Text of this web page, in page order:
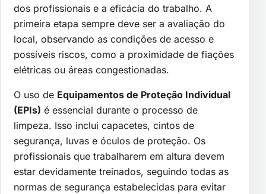
dos profissionais e a eficácia do trabalho. A
primeira etapa sempre deve ser a avaliação do
local, observando as condições de acesso e
possíveis riscos, como a proximidade de fiações
elétricas ou áreas congestionadas.
O uso de Equipamentos de Proteção Individual
(EPIs) é essencial durante o processo de
limpeza. Isso inclui capacetes, cintos de
segurança, luvas e óculos de proteção. Os
profissionais que trabalharem em altura devem
estar devidamente treinados, seguindo todas as
normas de segurança estabelecidas para evitar